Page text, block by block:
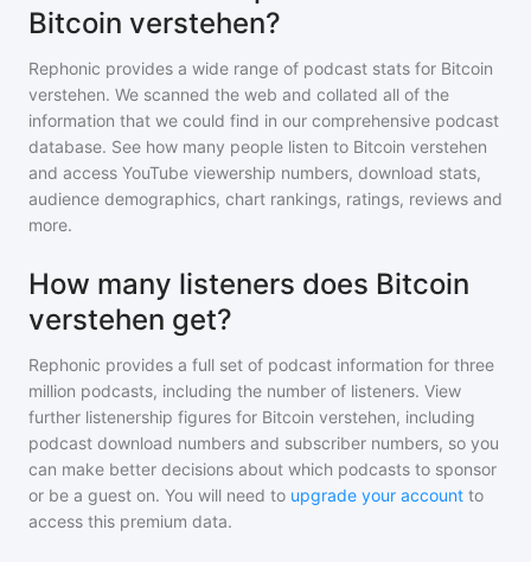
Bitcoin verstehen?
Rephonic provides a wide range of podcast stats for Bitcoin
verstehen. We scanned the web and collated all of the
information that we could find in our comprehensive podcast
database. See how many people listen to Bitcoin verstehen
and access YouTube viewership numbers, download stats,
audience demographics, chart rankings, ratings, reviews and
more.
How many listeners does Bitcoin
verstehen get?
Rephonic provides a full set of podcast information for three
million podcasts, including the number of listeners. View
further listenership figures for Bitcoin verstehen, including
podcast download numbers and subscriber numbers, so you
can make better decisions about which podcasts to sponsor
or be a guest on. You will need to upgrade your account to
access this premium data.